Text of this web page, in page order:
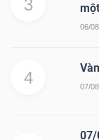
3
06/
4 07/
07/